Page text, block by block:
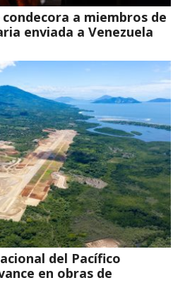
a miembros de
enviada a Venezuela
del Pacífico
en obras de